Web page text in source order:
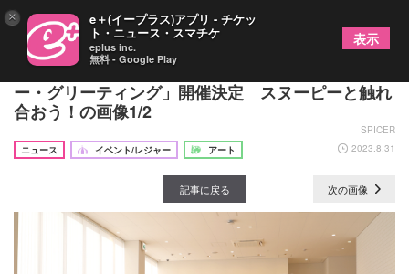
スヌーピーミュージアム、期間限定で「スヌーピ
ー・グリーティング」開催決定 スヌーピーと触れ
合おう！の画像1/2
SPICER
ニュース
イベント/レジャー アート 2023.8.31
記事に戻る 次の画像
× e＋(イープラス)アプリ - チケッ
ト・ニュース・スマチケ
eplus inc.
無料 - Google Play
表示